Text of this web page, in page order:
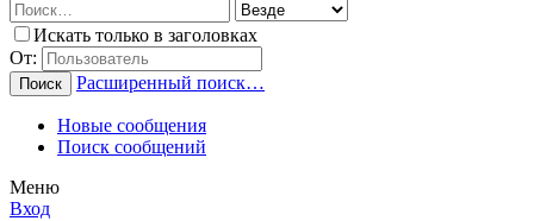
Искать только в заголовках
От:
Поиск Расширенный поиск…
Новые сообщения
Поиск сообщений
Меню
Вход